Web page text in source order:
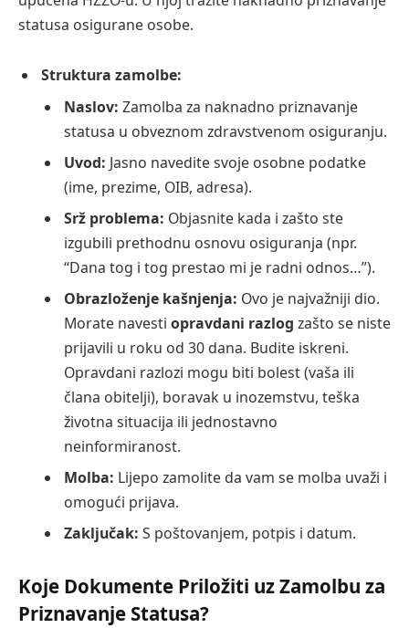
statusa osigurane osobe.
Struktura zamolbe:
Naslov: Zamolba za naknadno priznavanje
statusa u obveznom zdravstvenom osiguranju.
Uvod: Jasno navedite svoje osobne podatke
(ime, prezime, OIB, adresa).
Srž problema: Objasnite kada i zašto ste
izgubili prethodnu osnovu osiguranja (npr.
“Dana tog i tog prestao mi je radni odnos…”).
Obrazloženje kašnjenja: Ovo je najvažniji dio.
Morate navesti opravdani razlog zašto se niste
prijavili u roku od 30 dana. Budite iskreni.
Opravdani razlozi mogu biti bolest (vaša ili
člana obitelji), boravak u inozemstvu, teška
životna situacija ili jednostavno
neinformiranost.
Molba: Lijepo zamolite da vam se molba uvaži i
omogući prijava.
Zaključak: S poštovanjem, potpis i datum.
Koje Dokumente Priložiti uz Zamolbu za
Priznavanje Statusa?